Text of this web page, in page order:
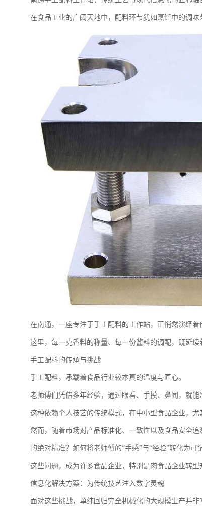
在食品工业的广阔天地中，配料环节犹如烹饪中的调味
在南通，一座专注于手工配料的工作站，正悄然演绎着
这里，每一克香料的称量、每一份酱料的调配，既延
手工配料的传承与挑战
手工配料，承载着食品行业较本真的温度与匠心。
老师傅们凭借多年经验，通过眼看、手摸、鼻闻，就能
这种依赖个人技艺的传统模式，在中小型食品企业，
然而，随着市场对产品标准化、一致性以及食品安全
的绝对精准？如何将老师傅的“手感”与“经验”转化为
这些问题，成为许多食品企业，特别是肉食品企业转型
信息化解决方案：为传统技艺注入数字灵魂
面对这些挑战，单纯回归完全机械化的大规模生产并